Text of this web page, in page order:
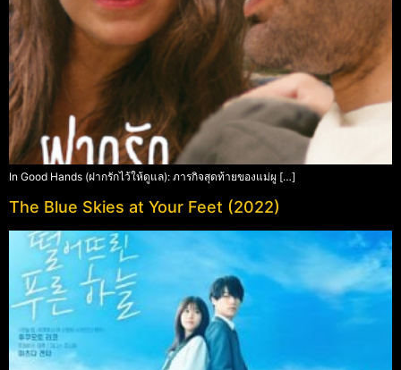
In Good Hands (ฝากรักไว้ให้ดูแล): ภารกิจสุดท้ายของแม่ผู […]
The Blue Skies at Your Feet (2022)